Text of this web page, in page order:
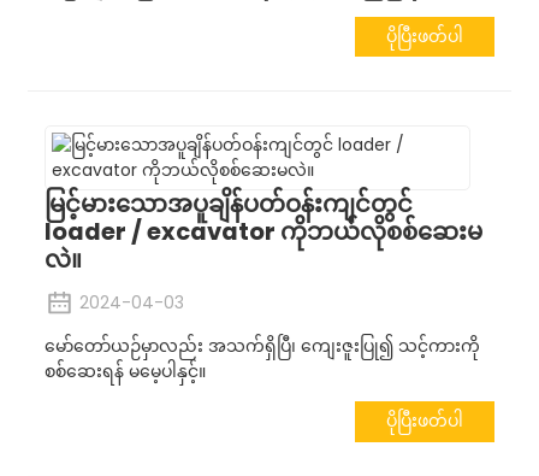
ပိုပြီးဖတ်ပါ
မြင့်မားသောအပူချိန်ပတ်ဝန်းကျင်တွင်
loader / excavator ကိုဘယ်လိုစစ်ဆေးမ
လဲ။
2024-04-03
မော်တော်ယဉ်မှာလည်း အသက်ရှိပြီ၊ ကျေးဇူးပြု၍ သင့်ကားကို
စစ်ဆေးရန် မမေ့ပါနှင့်။
ပိုပြီးဖတ်ပါ